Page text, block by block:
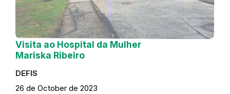
Visita ao Hospital da Mulher
Mariska Ribeiro
DEFIS
26 de October de 2023